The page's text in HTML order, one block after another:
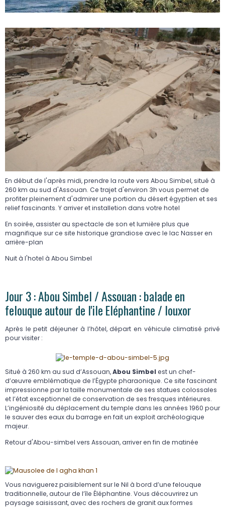
En début de l'après midi, prendre la route vers Abou Simbel, situé à
260 km au sud d'Assouan. Ce trajet d'environ 3h vous permet de
profiter pleinement d'admirer une portion du désert égyptien et ses
relief fascinants. Y arriver et installetion dans votre hotel
En soirée, assister au spectacle de son et lumière plus que
magnifique sur ce site historique grandiose avec le lac Nasser en
arrière-plan
Nuit à l'hotel à Abou Simbel
Jour 3 : Abou Simbel / Assouan : balade en
felouque autour de l'ile Eléphantine / louxor
Après le petit déjeuner à l’hôtel, départ en véhicule climatisé privé
pour visiter :
Situé à 260 km au sud d’Assouan,Abou Simbelest un chef-
d’œuvre emblématique de l’Égypte pharaonique. Ce site fascinant
impressionne par la taille monumentale de ses statues colossales
et l’état exceptionnel de conservation de ses fresques intérieures.
L’ingéniosité du déplacement du temple dans les années 1960 pour
le sauver des eaux du barrage en fait un exploit archéologique
majeur.
Retour d'Abou-simbel vers Assouan, arriver en fin de matinée
Vous naviguerez paisiblement sur le Nil à bord d’une felouque
traditionnelle, autour de l’île Éléphantine. Vous découvrirez un
paysage saisissant, avec des rochers de granit aux formes